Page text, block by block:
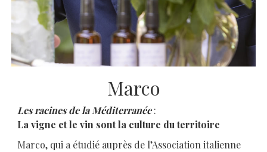
Marco
Les racines de la Méditerranée:
La vigne et le vin sont la culture du territoire
Marco, qui a étudié auprès de l’Association italienne